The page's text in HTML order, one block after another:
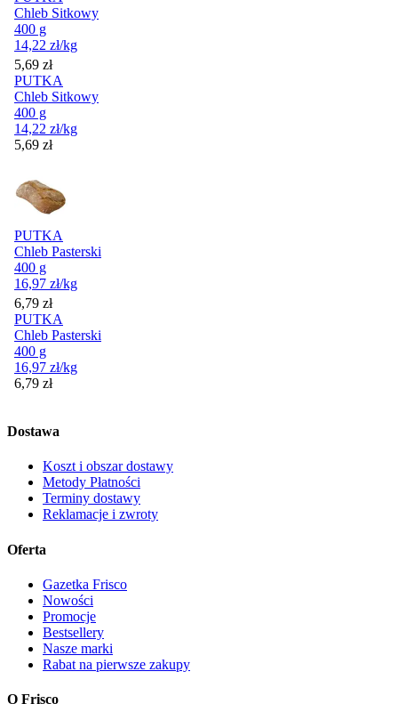
Chleb Sitkowy
400 g
14,22 zł/kg
Cena
5,69 zł
PUTKA
Chleb Sitkowy
400 g
14,22 zł/kg
Cena
5,69 zł
PUTKA
Chleb Pasterski
400 g
16,97 zł/kg
Cena
6,79 zł
PUTKA
Chleb Pasterski
400 g
16,97 zł/kg
Cena
6,79 zł
Dostawa
Koszt i obszar dostawy
Metody Płatności
Terminy dostawy
Reklamacje i zwroty
Oferta
Gazetka Frisco
Nowości
Promocje
Bestsellery
Nasze marki
Rabat na pierwsze zakupy
O Frisco